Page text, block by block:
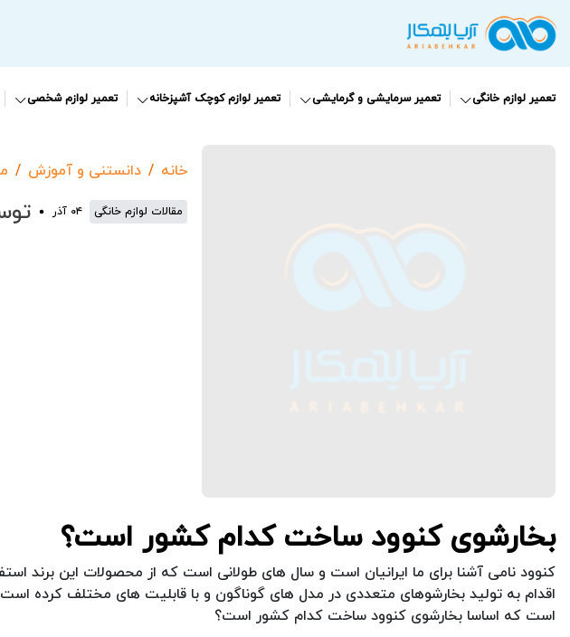
تعمیر لوازم خانگی تعمیر سرمایشی و گرمایشی تعمیر لوازم کوچک آشپزخانه تعمیر لوازم شخصی
خانه دانستنی و آموزش
مقالات لوازم خانگی ۰۴ آذر
بخارشوی کنوود ساخت کدام کشور است؟
کنوود نامی آشنا برای ما ایرانیان است و سال های طولانی است که از محصولات این برند
اقدام به تولید بخارشوهای متعددی در مدل های گوناگون و با قابلیت های مختلف کرده
است که اساسا بخارشوی کنوود ساخت کدام کشور است؟